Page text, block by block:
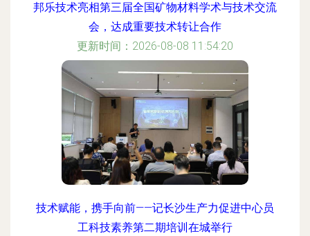
邦乐技术亮相第三届全国矿物材料学术与技术交流
会，达成重要技术转让合作
更新时间：2026-08-08 11:54:20
技术赋能，携手向前——记长沙生产力促进中心员
工科技素养第二期培训在城举行